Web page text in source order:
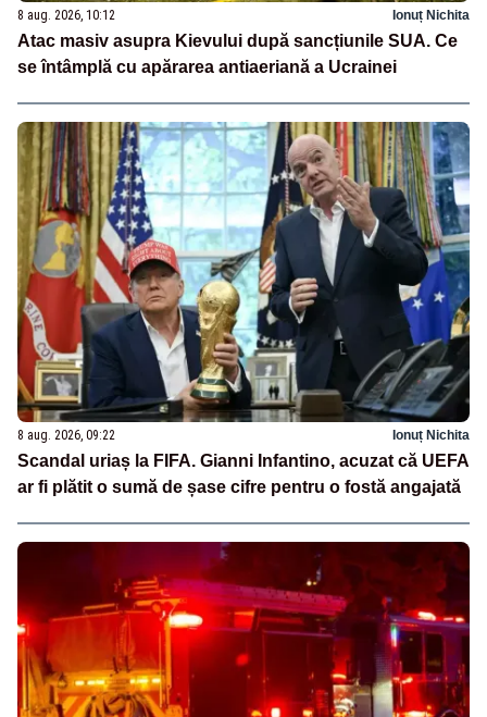
8 aug. 2026, 10:12 Ionuț Nichita
Atac masiv asupra Kievului după sancțiunile SUA. Ce
se întâmplă cu apărarea antiaeriană a Ucrainei
8 aug. 2026, 09:22 Ionuț Nichita
Scandal uriaș la FIFA. Gianni Infantino, acuzat că UEFA
ar fi plătit o sumă de șase cifre pentru o fostă angajată